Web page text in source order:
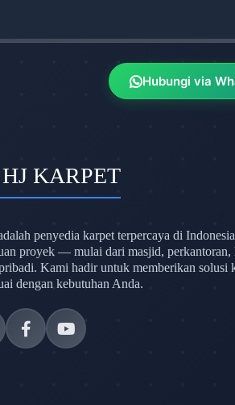
Hubungi via
HJ KARPET
penyedia karpet terpercaya di
proyek — mulai dari masjid, perkantoran,
Kami hadir untuk memberikan solusi
dengan kebutuhan Anda.